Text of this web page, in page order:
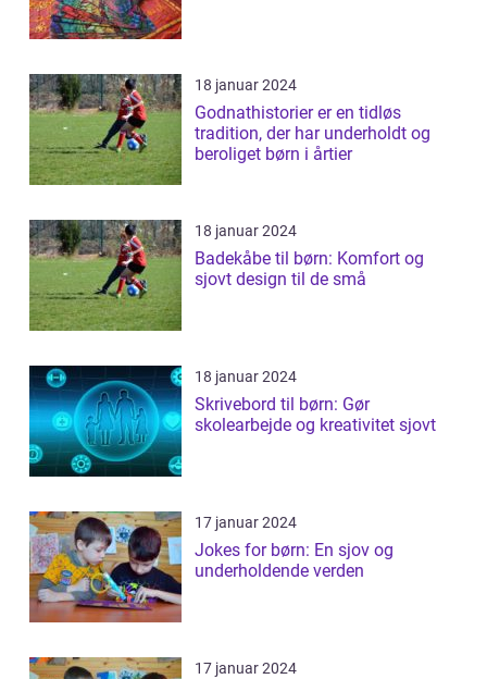
18 januar 2024
Godnathistorier er en tidløs
tradition, der har underholdt og
beroliget børn i årtier
18 januar 2024
Badekåbe til børn: Komfort og
sjovt design til de små
18 januar 2024
Skrivebord til børn: Gør
skolearbejde og kreativitet sjovt
17 januar 2024
Jokes for børn: En sjov og
underholdende verden
17 januar 2024